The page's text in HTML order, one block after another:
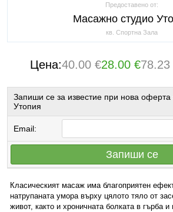
Предоставено от:
Масажно студио
кв. Спортна Зала
Цена:40.00 €28.00 €78.23
Запиши се за известие при нова
Утопия
Email:
Запиши се
Класическият масаж има благоприятен
натрупаната умора върху цялото тяло от
живот, както и хроничната болката в гърба и